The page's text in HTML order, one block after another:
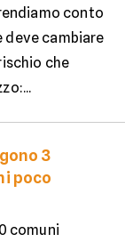
conto
deve cambiare
che
3
poco
comuni